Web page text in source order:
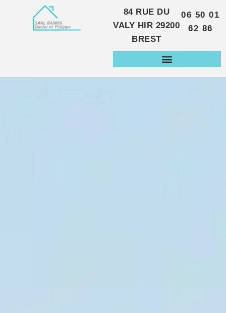
84 RUE DU
VALY HIR 29200
BREST
06 50 01
62 86